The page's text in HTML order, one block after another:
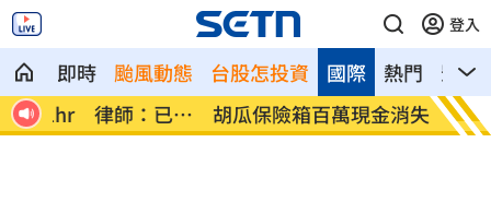
登入
即時 颱風動態 台股怎投資 熱門 影音
國際
觸
胡瓜保險箱百萬現金消失 鬆口驚人內幕
女律
男